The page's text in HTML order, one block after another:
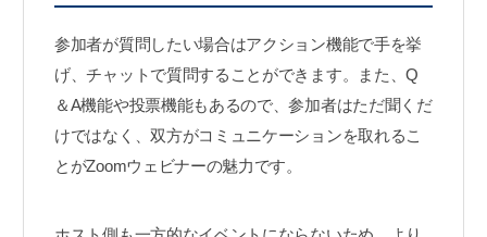
参加者が質問したい場合はアクション機能で手を挙
げ、チャットで質問することができます。また、Q
＆A機能や投票機能もあるので、参加者はただ聞くだ
けではなく、双方がコミュニケーションを取れるこ
とがZoomウェビナーの魅力です。